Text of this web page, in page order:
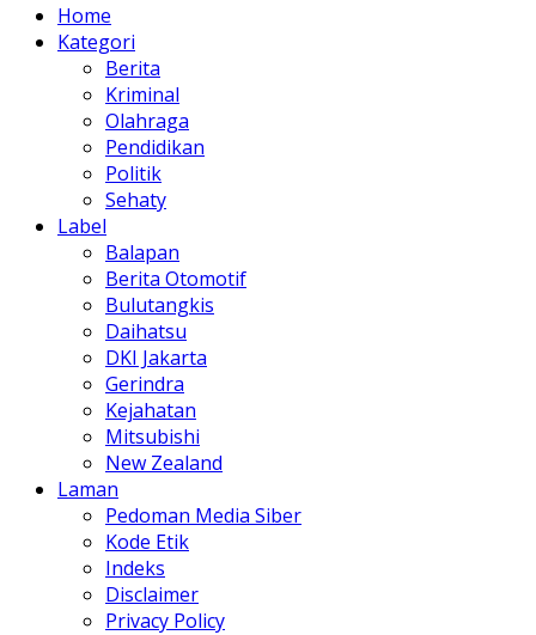
Home
Kategori
Berita
Kriminal
Olahraga
Pendidikan
Politik
Sehaty
Label
Balapan
Berita Otomotif
Bulutangkis
Daihatsu
DKI Jakarta
Gerindra
Kejahatan
Mitsubishi
New Zealand
Laman
Pedoman Media Siber
Kode Etik
Indeks
Disclaimer
Privacy Policy